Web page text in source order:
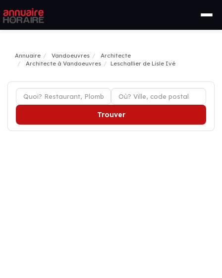
Annuaire Vandoeuvres
Architecte
Architecte à Vandoeuvres
Leschallier de Lisle Ivé
Trouver